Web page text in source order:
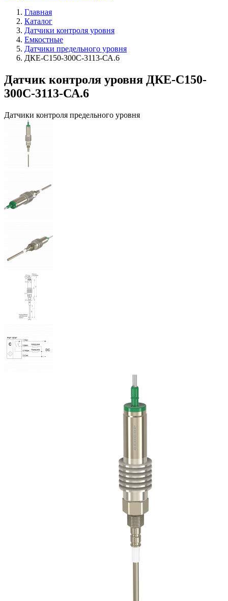
Главная
Каталог
Датчики контроля уровня
Емкостные
Датчики предельного уровня
ДКЕ-С150-300С-3113-СА.6
Датчик контроля уровня ДКЕ-С150-
300С-3113-СА.6
Датчики контроля предельного уровня